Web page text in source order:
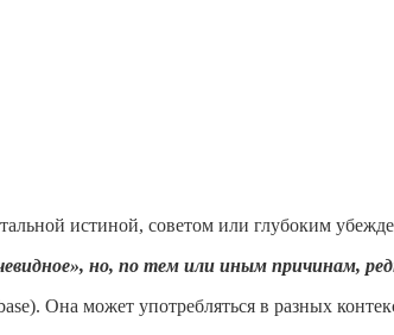
истиной, советом или глубоким
но, по тем или иным причинам,
Она может употребляться в разных